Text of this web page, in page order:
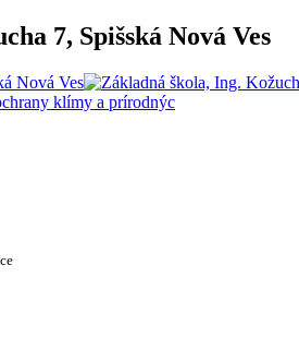
7, Spišská Nová Ves
klímy a prírodnýc